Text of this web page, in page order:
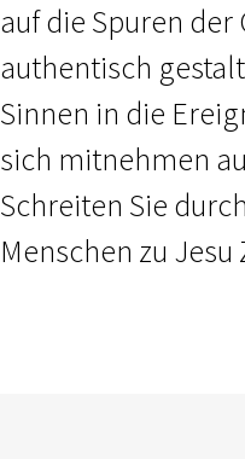
auf die Spuren
authentisch
Sinnen in die
sich mitnehmen
Schreiten Sie
Menschen zu